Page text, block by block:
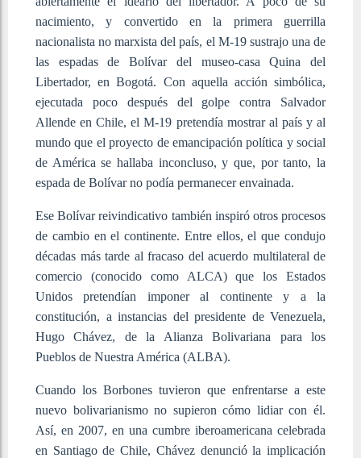
nacimiento, y convertido en la primera guerrilla
nacionalista no marxista del país, el M-19 sustrajo una de
las espadas de Bolívar del museo-casa Quina del
Libertador, en Bogotá. Con aquella acción simbólica,
ejecutada poco después del golpe contra Salvador
Allende en Chile, el M-19 pretendía mostrar al país y al
mundo que el proyecto de emancipación política y social
de América se hallaba inconcluso, y que, por tanto, la
espada de Bolívar no podía permanecer envainada.
Ese Bolívar reivindicativo también inspiró otros procesos
de cambio en el continente. Entre ellos, el que condujo
décadas más tarde al fracaso del acuerdo multilateral de
comercio (conocido como ALCA) que los Estados
Unidos pretendían imponer al continente y a la
constitución, a instancias del presidente de Venezuela,
Hugo Chávez, de la Alianza Bolivariana para los
Pueblos de Nuestra América (ALBA).
Cuando los Borbones tuvieron que enfrentarse a este
nuevo bolivarianismo no supieron cómo lidiar con él.
Así, en 2007, en una cumbre iberoamericana celebrada
en Santiago de Chile, Chávez denunció la implicación